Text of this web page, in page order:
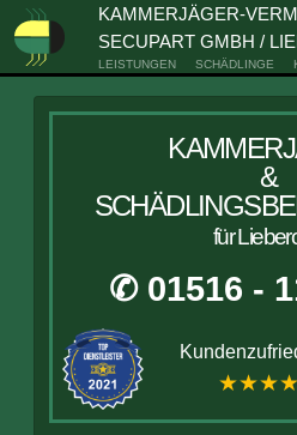
KAMMERJÄGER-
SECUPART GMBH /
LEISTUNGEN SCHÄDLINGE
&
für
✆ 01516 -